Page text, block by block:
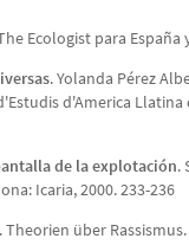
Ecologist para España
. Yolanda Pérez
d'America Llatina
de la explotación.
Icaria, 2000. 233-236
Theorien über